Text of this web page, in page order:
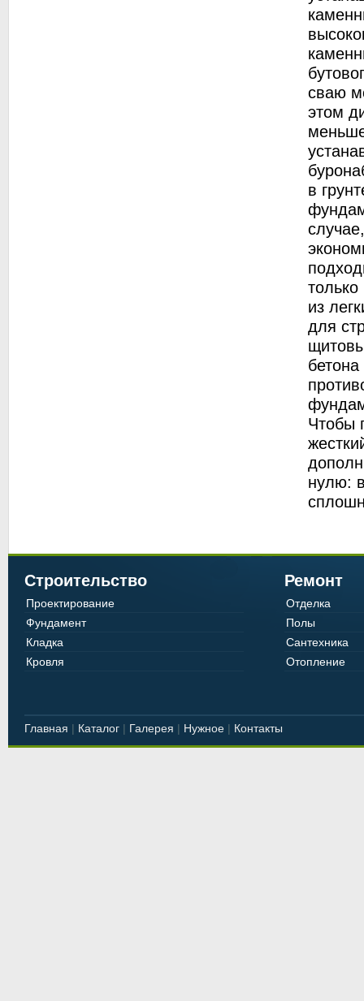
сваю
этом
в
из
для
Чтобы
нулю:
Строительство
Проектирование
Фундамент
Кладка
Кровля
Ремонт
Отделка
Полы
Сантехника
Отопление
Главная | Каталог | Галерея | Нужное | Контакты